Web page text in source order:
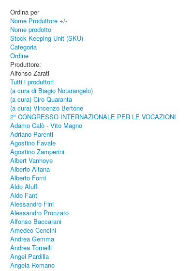
Ordina per
Nome Produttore +/-
Nome prodotto
Stock Keeping Unit (SKU)
Categoria
Ordine
Produttore:
Alfonso Zarati
Tutti i produttori
(a cura di Biagio Notarangelo)
(a cura) Ciro Quaranta
(a cura) Vincenzo Bertone
2° CONGRESSO INTERNAZIONALE PER LE VOCAZIONI
Adamo Calò - Vito Magno
Adriano Parenti
Agostino Favale
Agostino Zamperini
Albert Vanhoye
Alberto Altana
Alberto Forni
Aldo Aluffi
Aldo Fanti
Alessandro Fini
Alessandro Pronzato
Alfonso Baccarani
Amedeo Cencini
Andrea Gemma
Andrea Tornelli
Angel Pardilla
Angela Romano